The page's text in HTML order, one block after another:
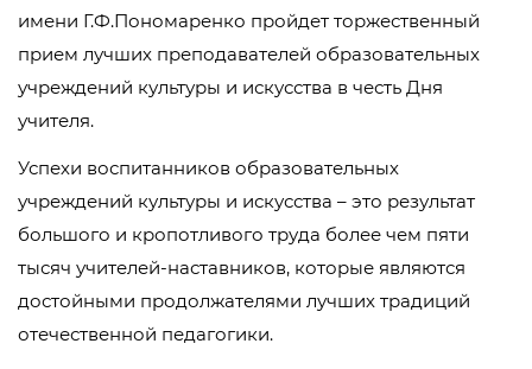
имени Г.Ф.Пономаренко пройдет торжественный
прием лучших преподавателей образовательных
учреждений культуры и искусства в честь Дня
учителя.
Успехи воспитанников образовательных
учреждений культуры и искусства – это результат
большого и кропотливого труда более чем пяти
тысяч учителей-наставников, которые являются
достойными продолжателями лучших традиций
отечественной педагогики.